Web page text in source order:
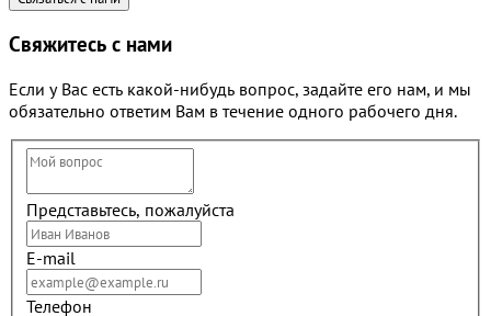
Свяжитесь с нами
Если у Вас есть какой-нибудь вопрос, задайте его нам, и мы
обязательно ответим Вам в течение одного рабочего дня.
Представьтесь, пожалуйста
E-mail
Телефон